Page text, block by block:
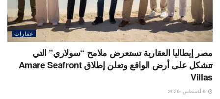
عقارات
مصر إيطاليا العقارية تستعرض ملامح “سولاري” التي
تتشكل على أرض الواقع وتعلن إطلاق Amare Seafront
Villas